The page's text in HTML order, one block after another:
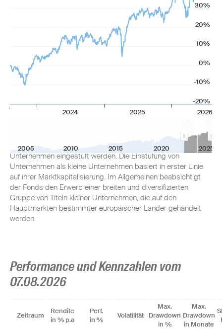
2024 2025 2026
-20%
-10%
0%
10%
20%
30%
2005 2010 2015 2020 2025
Anlageziel
investiert in Aktien bestimmter, in Europa gehandelter
Unternehmen, die vom Fondsmanager als geeignete kleine
Unternehmen eingestuft werden. Die Einstufung von
Unternehmen als kleine Unternehmen basiert in erster Linie
auf ihrer Marktkapitalisierung. Im Allgemeinen beabsichtigt
der Fonds den Erwerb einer breiten und diversifizierten
Gruppe von Titeln kleiner Unternehmen, die auf den
Hauptmärkten bestimmter europäischer Länder gehandelt
werden.
Performance und Kennzahlen vom
07.08.2026
Zeitraum
Rendite
in % p.a
Perf.
in %
Volatilität
Max.
Drawdown
in %
Max.
Drawdown
in Monate